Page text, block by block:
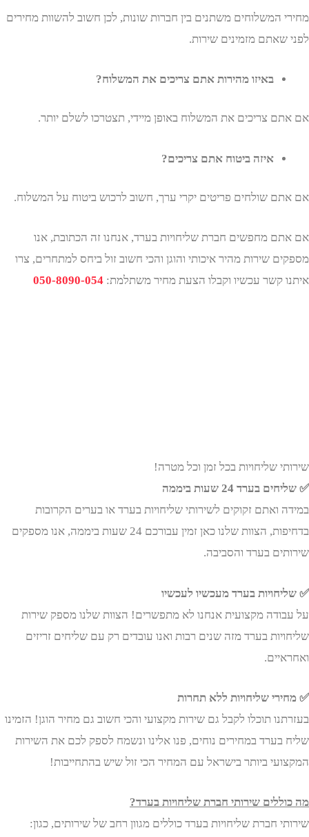
המשלוחים משתנים בין חברות שונות, לכן חשוב להשוות מחירים
מזמינים שירות.
באיזו מהירות אתם צריכים את המשלוח?
צריכים את המשלוח באופן מיידי, תצטרכו לשלם יותר.
איזה ביטוח אתם צריכים?
שולחים פריטים יקרי ערך, חשוב לרכוש ביטוח על המשלוח.
מחפשים חברת שליחויות בערד, אנחנו זה הכתובת, אנו
שירות מהיר איכותי והוגן והכי חשוב זול ביחס למתחרים, צרו
קשר עכשיו וקבלו הצעת מחיר משתלמת:050-8090-054
שליחויות בכל זמן וכל מטרה!
24 שעות ביממה
ואתם זקוקים לשירותי שליחויות בערד או בערים הקרובות
בדחיפות, הצוות שלנו כאן זמין עבורכם 24 שעות ביממה, אנו מספקים
בערד והסביבה.
בערד מעכשיו לעכשיו
מקצועית אנחנו לא מתפשרים! הצוות שלנו מספק שירות
בערד מזה שנים רבות ואנו עובדים רק עם שליחים זריזים
שליחויות ללא תחרות
תוכלו לקבל גם שירות מקצועי והכי חשוב גם מחיר הוגן! הזמינו
במחירים נוחים, פנו אלינו ונשמח לספק לכם את השירות
ביותר בישראל עם המחיר הכי זול שיש בהתחייבות!
שירותי חברת שליחויות בערד?
חברת שליחויות בערד כוללים מגוון רחב של שירותים, כגון: